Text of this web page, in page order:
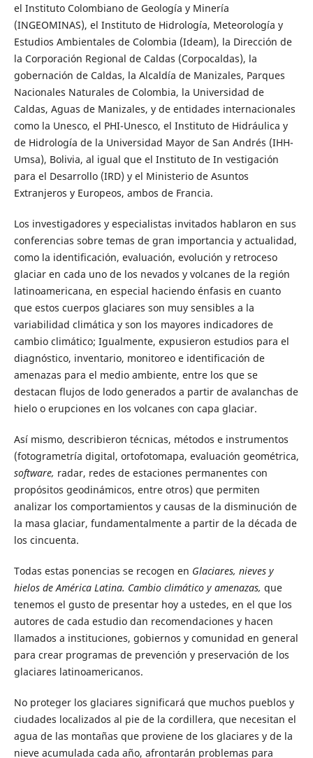
el Instituto Colombiano de Geología y Minería
(INGEOMINAS), el Instituto de Hidrología, Meteorología y
Estudios Ambientales de Colombia (Ideam), la Dirección de
la Corporación Regional de Caldas (Corpocaldas), la
gobernación de Caldas, la Alcaldía de Manizales, Parques
Nacionales Naturales de Colombia, la Universidad de
Caldas, Aguas de Manizales, y de entidades internacionales
como la Unesco, el PHI-Unesco, el Instituto de Hidráulica y
de Hidrología de la Universidad Mayor de San Andrés (IHH-
Umsa), Bolivia, al igual que el Instituto de In vestigación
para el Desarrollo (IRD) y el Ministerio de Asuntos
Extranjeros y Europeos, ambos de Francia.
Los investigadores y especialistas invitados hablaron en sus
conferencias sobre temas de gran importancia y actualidad,
como la identificación, evaluación, evolución y retroceso
glaciar en cada uno de los nevados y volcanes de la región
latinoamericana, en especial haciendo énfasis en cuanto
que estos cuerpos glaciares son muy sensibles a la
variabilidad climática y son los mayores indicadores de
cambio climático; Igualmente, expusieron estudios para el
diagnóstico, inventario, monitoreo e identificación de
amenazas para el medio ambiente, entre los que se
destacan flujos de lodo generados a partir de avalanchas de
hielo o erupciones en los volcanes con capa glaciar.
Así mismo, describieron técnicas, métodos e instrumentos
(fotogrametría digital, ortofotomapa, evaluación geométrica,
software, radar, redes de estaciones permanentes con
propósitos geodinámicos, entre otros) que permiten
analizar los comportamientos y causas de la disminución de
la masa glaciar, fundamentalmente a partir de la década de
los cincuenta.
Todas estas ponencias se recogen en Glaciares, nieves y
hielos de América Latina. Cambio climático y amenazas, que
tenemos el gusto de presentar hoy a ustedes, en el que los
autores de cada estudio dan recomendaciones y hacen
llamados a instituciones, gobiernos y comunidad en general
para crear programas de prevención y preservación de los
glaciares latinoamericanos.
No proteger los glaciares significará que muchos pueblos y
ciudades localizados al pie de la cordillera, que necesitan el
agua de las montañas que proviene de los glaciares y de la
nieve acumulada cada año, afrontarán problemas para